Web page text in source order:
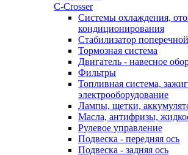
С-Сrosser
Системы охлаждения,
кондиционирования
Стабилизатор
Тормозная система
Двигатель - навесное
Фильтры
Топливная система,
электрооборудование
Лампы, щетки,
Масла, антифризы,
Рулевое управление
Подвеска - передняя ось
Подвеска - задняя ось